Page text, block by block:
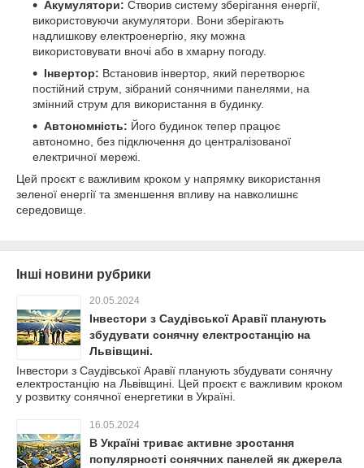
Акумулятори: Створив систему зберігання енергії,
використовуючи акумулятори. Вони зберігають
надлишкову електроенергію, яку можна
використовувати вночі або в хмарну погоду.
Інвертор: Встановив інвертор, який перетворює
постійний струм, зібраний сонячними панелями, на
змінний струм для використання в будинку.
Автономність: Його будинок тепер працює
автономно, без підключення до централізованої
електричної мережі.
Цей проєкт є важливим кроком у напрямку використання
зеленої енергії та зменшення впливу на навколишнє
середовище.
Інші новини рубрики
20.05.2024
Інвестори з Саудівської Аравії планують
збудувати сонячну електростанцію на
Львівщині.
Інвестори з Саудівської Аравії планують збудувати сонячну
електростанцію на Львівщині. Цей проєкт є важливим кроком
у розвитку сонячної енергетики в Україні.
16.05.2024
В Україні триває активне зростання
популярності сонячних панелей як джерела